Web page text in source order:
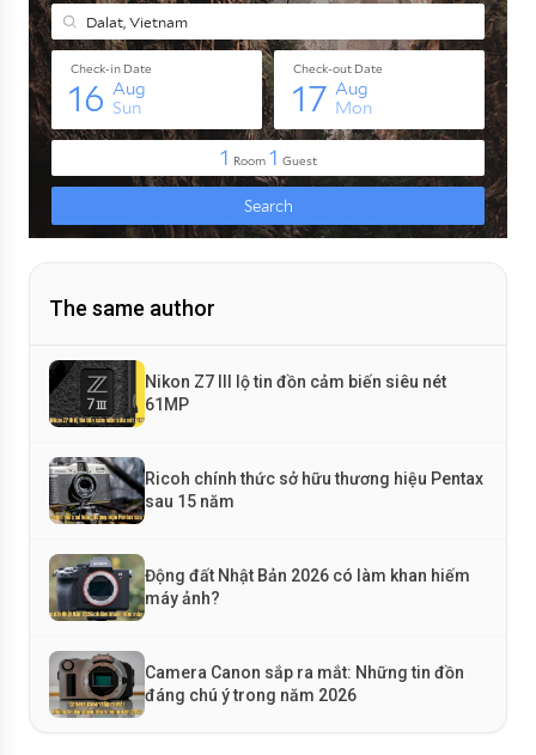
The same author
Nikon Z7 III lộ tin đồn cảm biến siêu nét
61MP
Ricoh chính thức sở hữu thương hiệu Pentax
sau 15 năm
Động đất Nhật Bản 2026 có làm khan hiếm
máy ảnh?
Camera Canon sắp ra mắt: Những tin đồn
đáng chú ý trong năm 2026